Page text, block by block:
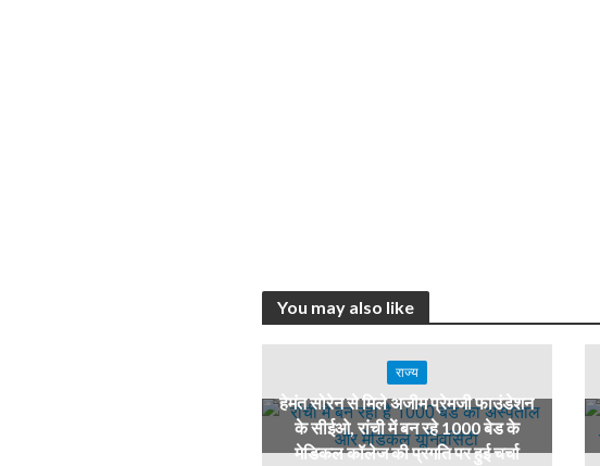
You may also like
राज्य
हेमंत सोरेन से मिले अजीम प्रेमजी फाउंडेशन
के सीईओ, रांची में बन रहे 1000 बेड के
मेडिकल कॉलेज की प्रगति पर हुई चर्चा